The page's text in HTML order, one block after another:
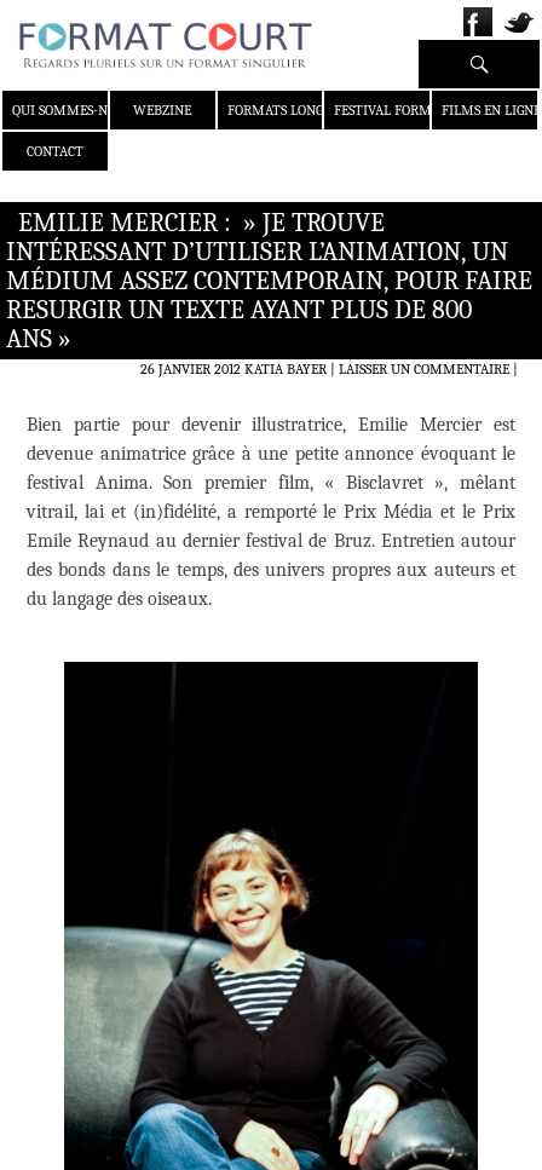
QUI SOMMES-NOUS ?WEBZINE FORMATS LONGS FESTIVAL FORMAT COURT
FILMS EN LIGNE
CONTACT
Recherche
EMILIE MERCIER : » JE TROUVE
INTÉRESSANT D’UTILISER L’ANIMATION, UN
MÉDIUM ASSEZ CONTEMPORAIN, POUR FAIRE
RESURGIR UN TEXTE AYANT PLUS DE 800
ANS »
26 JANVIER 2012 KATIA BAYER LAISSER UN COMMENTAIRE|
Bien partie pour devenir illustratrice, Emilie Mercier est
devenue animatrice grâce à une petite annonce évoquant le
festival Anima. Son premier film, « Bisclavret », mêlant
vitrail, lai et (in)fidélité, a remporté le Prix Média et le Prix
Emile Reynaud au dernier festival de Bruz. Entretien autour
des bonds dans le temps, des univers propres aux auteurs et
du langage des oiseaux.